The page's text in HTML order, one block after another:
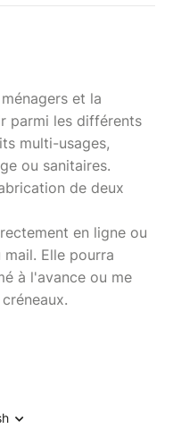
et la
parmi les différents
multi-usages,
ou sanitaires.
de deux
en ligne ou
Elle pourra
à l'avance ou me